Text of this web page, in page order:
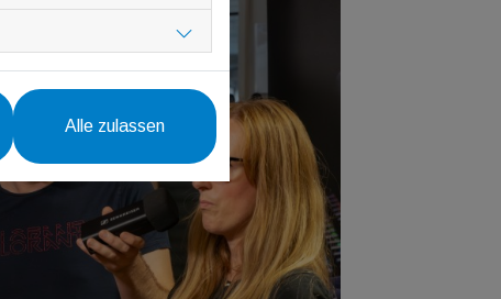
Alle zulassen